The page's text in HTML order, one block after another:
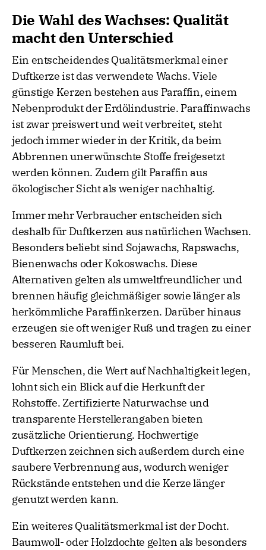
Die Wahl des Wachses: Qualität
macht den Unterschied
Ein entscheidendes Qualitätsmerkmal einer
Duftkerze ist das verwendete Wachs. Viele
günstige Kerzen bestehen aus Paraffin, einem
Nebenprodukt der Erdölindustrie. Paraffinwachs
ist zwar preiswert und weit verbreitet, steht
jedoch immer wieder in der Kritik, da beim
Abbrennen unerwünschte Stoffe freigesetzt
werden können. Zudem gilt Paraffin aus
ökologischer Sicht als weniger nachhaltig.
Immer mehr Verbraucher entscheiden sich
deshalb für Duftkerzen aus natürlichen Wachsen.
Besonders beliebt sind Sojawachs, Rapswachs,
Bienenwachs oder Kokoswachs. Diese
Alternativen gelten als umweltfreundlicher und
brennen häufig gleichmäßiger sowie länger als
herkömmliche Paraffinkerzen. Darüber hinaus
erzeugen sie oft weniger Ruß und tragen zu einer
besseren Raumluft bei.
Für Menschen, die Wert auf Nachhaltigkeit legen,
lohnt sich ein Blick auf die Herkunft der
Rohstoffe. Zertifizierte Naturwachse und
transparente Herstellerangaben bieten
zusätzliche Orientierung. Hochwertige
Duftkerzen zeichnen sich außerdem durch eine
saubere Verbrennung aus, wodurch weniger
Rückstände entstehen und die Kerze länger
genutzt werden kann.
Ein weiteres Qualitätsmerkmal ist der Docht.
Baumwoll- oder Holzdochte gelten als besonders